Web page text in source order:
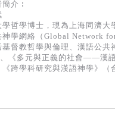
介︰
學哲學博士，現為上海同濟大
神學網絡（Global Network
基督教哲學與倫理、漢語公
《多元與正義的社會——漢
《跨學科研究與漢語神學》（